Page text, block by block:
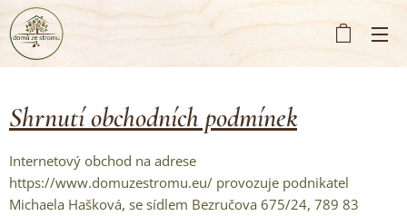
Shrnutí obchodních podmínek
Internetový obchod na adrese
https://www.domuzestromu.eu/ provozuje podnikatel
Michaela Hašková, se sídlem Bezručova 675/24, 789 83